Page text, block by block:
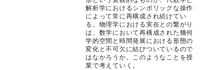
解析学におけるシンボリックな操作
によって常に再構成され続けてい
る。物理学における実在との繋がり
は、数学において再構成された幾何
学的空間と時間発展における形態の
変化と不可欠に結びついているので
はなかろうか。このようなことを授
業で考えていく。